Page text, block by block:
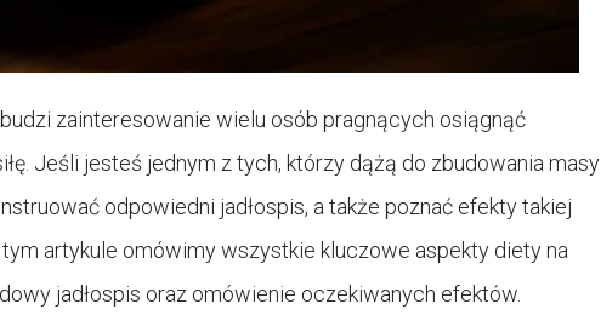
zainteresowanie wielu osób pragnących osiągnąć
Jeśli jesteś jednym z tych, którzy dążą do zbudowania masy
odpowiedni jadłospis, a także poznać efekty takiej
artykule omówimy wszystkie kluczowe aspekty diety na
jadłospis oraz omówienie oczekiwanych efektów.